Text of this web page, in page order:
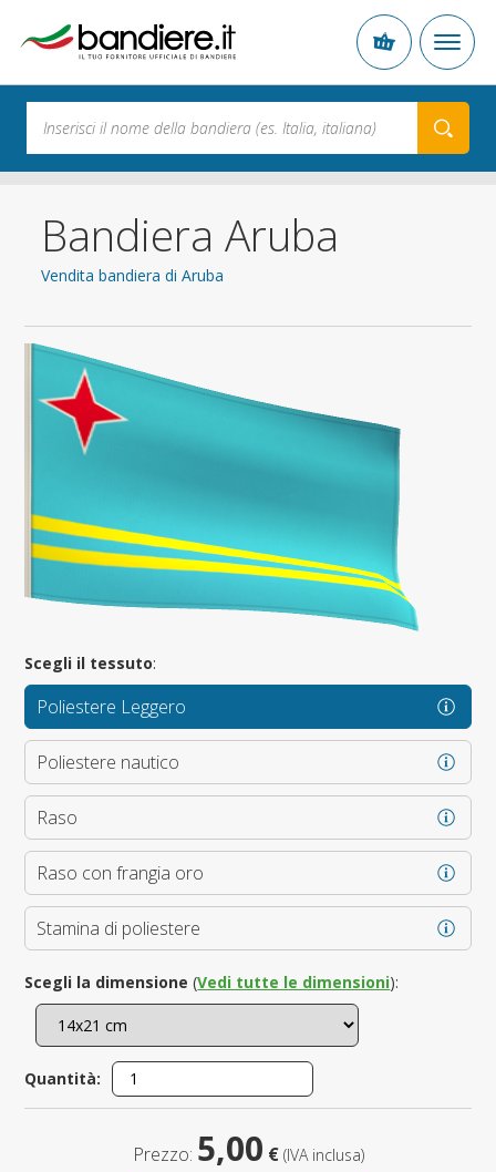
Bandiera Aruba
Vendita bandiera di Aruba
Scegli il tessuto:
Poliestere Leggero
Poliestere nautico
Raso
Raso con frangia oro
Stamina di poliestere
Scegli la dimensione (Vedi tutte le dimensioni):
Quantità:
Prezzo: 5,00 € (IVA inclusa)